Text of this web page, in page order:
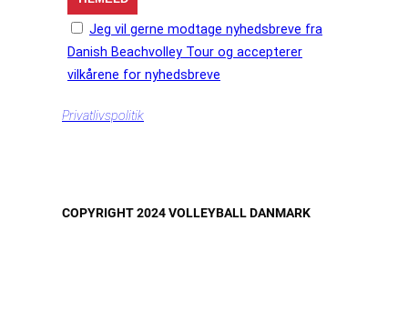
Jeg vil gerne modtage nyhedsbreve fra
Danish Beachvolley Tour og accepterer
vilkårene for nyhedsbreve
Privatlivspolitik
COPYRIGHT 2024 VOLLEYBALL DANMARK